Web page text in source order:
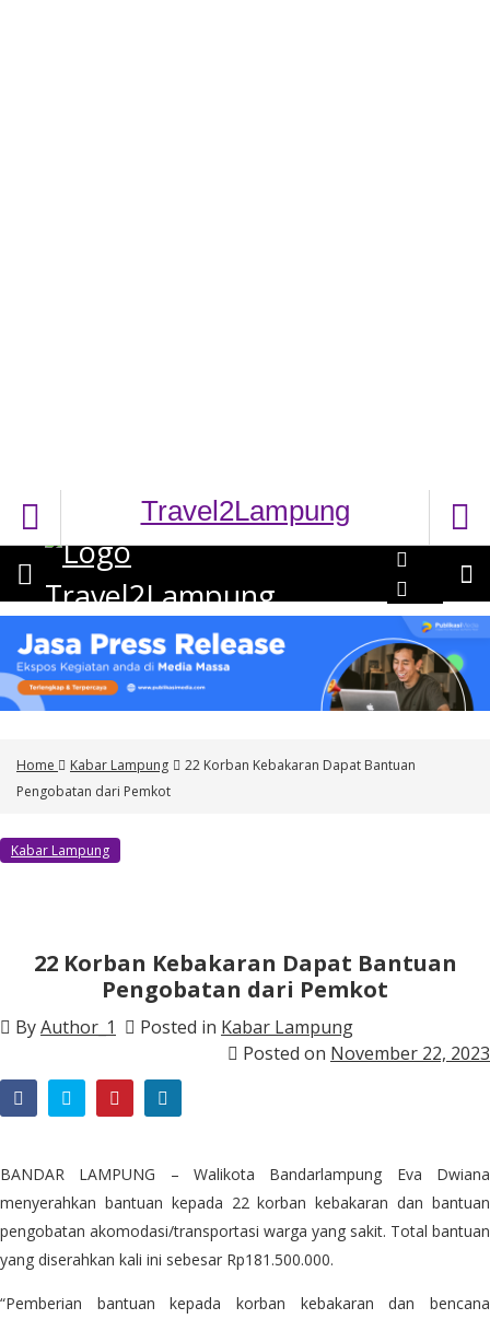
t
n
Travel2Lampung
Home Kabar Lampung
22 Korban Kebakaran Dapat Bantuan
Pengobatan dari Pemkot
Kabar Lampung
22 Korban Kebakaran Dapat Bantuan
Pengobatan dari Pemkot
ByAuthor_1 Posted in Kabar Lampung
Posted on November 22, 2023
BANDAR LAMPUNG – Walikota Bandarlampung Eva Dwiana
menyerahkan bantuan kepada 22 korban kebakaran dan bantuan
pengobatan akomodasi/transportasi warga yang sakit. Total bantuan
yang diserahkan kali ini sebesar Rp181.500.000.
“Pemberian bantuan kepada korban kebakaran dan bencana